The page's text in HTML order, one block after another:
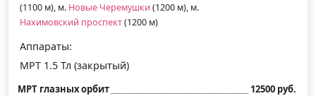
(1100 м), м. Новые Черемушки (1200 м), м.
Нахимовский проспект(1200 м)
Аппараты:
МРТ 1.5 Тл (закрытый)
МРТ глазных орбит 12500 руб.